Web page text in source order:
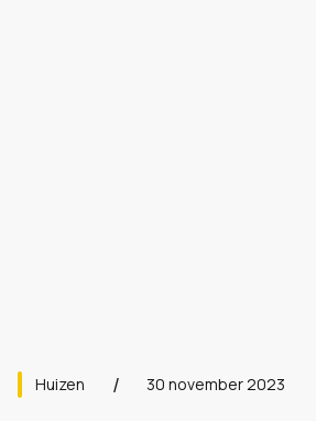
Huizen 30 november 2023